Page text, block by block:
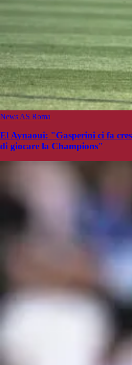
News AS Roma
El Aynaoui: "Gasperini ci fa
di giocare la Champions"